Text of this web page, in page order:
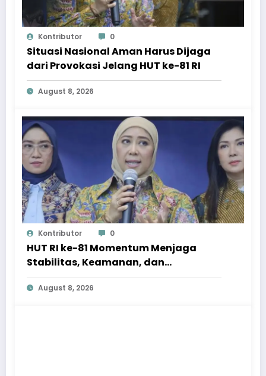
Kontributor 0
Situasi Nasional Aman Harus Dijaga
dari Provokasi Jelang HUT ke-81 RI
August 8, 2026
Kontributor 0
HUT RI ke-81 Momentum Menjaga
Stabilitas, Keamanan, dan
Optimisme
August 8, 2026